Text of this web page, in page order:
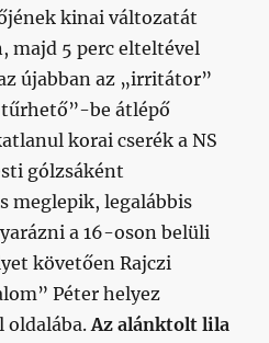
kinai változatát
majd 5 perc elteltével
újabban az „irritátor”
be átlépő
korai cserék a NS
gólzsáként
meglepik, legalábbis
a 16-oson belüli
követően Rajczi
Péter helyez
oldalába.Az alánktolt lila